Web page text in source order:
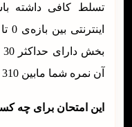
تسلط کافی داشته
آن نمره شما مابین 310 الی 677 خواهد بود.
این امتحان برای چه